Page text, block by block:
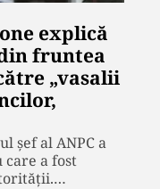
explică
fruntea
„vasalii
șef al ANPC a
a fost